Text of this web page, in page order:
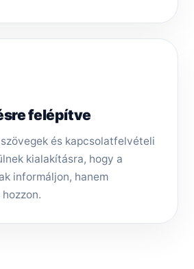
felépítve
szövegek és kapcsolatfelvételi
kialakításra, hogy a
informáljon, hanem